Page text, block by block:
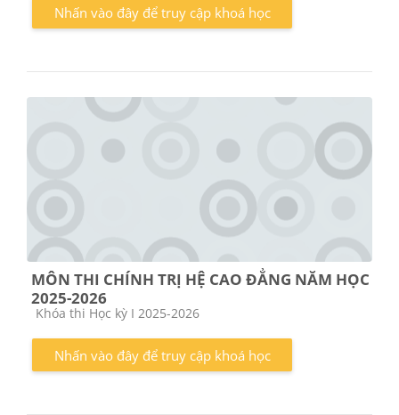
Nhấn vào đây để truy cập khoá học
MÔN THI CHÍNH TRỊ HỆ CAO ĐẲNG NĂM HỌC
2025-2026
Các loại khóa học
Khóa thi Học kỳ I 2025-2026
Nhấn vào đây để truy cập khoá học